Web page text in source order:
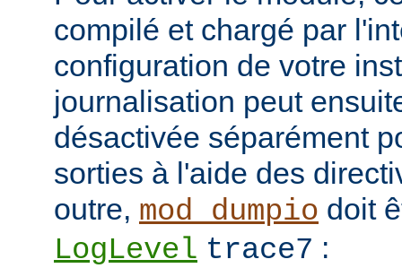
compilé et chargé par
configuration de votre
journalisation peut
désactivée séparément
sorties à l'aide des
outre, mod_dumpio doit
LogLevel trace7 :